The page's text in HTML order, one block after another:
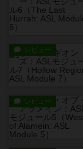
レビュー
レビュー